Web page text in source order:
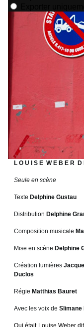
L O U I S E W E B E R
Seule en scène
Texte Delphine Gustau
Distribution Delphine
Composition musicale
Mise en scène Delphine
Création lumières
Duclos
Régie Matthias Bauret
Avec les voix de Slimane
Qui était Louise Weber